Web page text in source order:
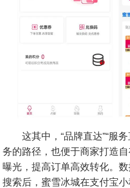
这其中，“品牌直达”“服务
务的路径，也便于商家打造
曝光，提高订单高效转化。
搜索后，蜜雪冰城在支付宝